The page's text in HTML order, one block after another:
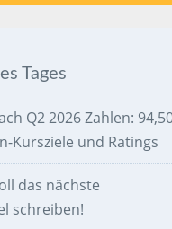
Tages
Q2 2026 Zahlen:
Kursziele und Ratings
das nächste
schreiben!